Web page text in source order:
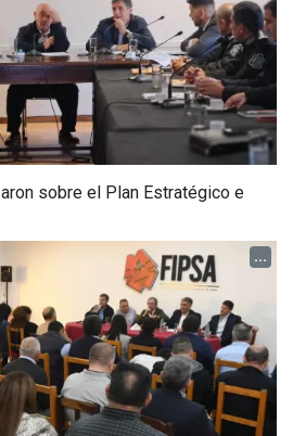
sobre el Plan Estratégico e
...